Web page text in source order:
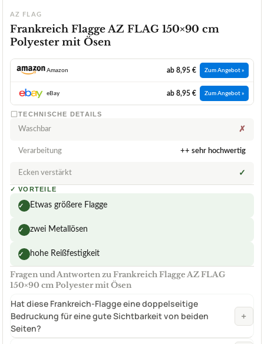
AZ FLAG
Frankreich Flagge AZ FLAG 150×90 cm
Polyester mit Ösen
Amazon ab 8,95 € Zum Angebot »
eBay ab 8,95 € Zum Angebot »
TECHNISCHE DETAILS
Waschbar ✗
Verarbeitung ++ sehr hochwertig
Ecken verstärkt ✓
✓ VORTEILE
✓ Etwas größere Flagge
✓ zwei Metallösen
✓ hohe Reißfestigkeit
Fragen und Antworten zu Frankreich Flagge AZ FLAG
150×90 cm Polyester mit Ösen
Hat diese Frankreich-Flagge eine doppelseitige
Bedruckung für eine gute Sichtbarkeit von beiden
Seiten?
+